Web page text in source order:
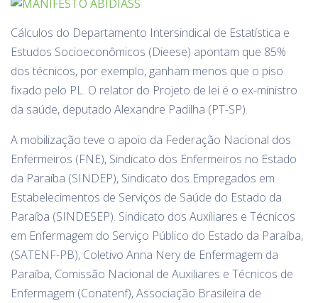
Cálculos do Departamento Intersindical de Estatística e
Estudos Socioeconômicos (Dieese) apontam que 85%
dos técnicos, por exemplo, ganham menos que o piso
fixado pelo PL. O relator do Projeto de lei é o ex-ministro
da saúde, deputado Alexandre Padilha (PT-SP).
A mobilização teve o apoio da Federação Nacional dos
Enfermeiros (FNE), Sindicato dos Enfermeiros no Estado
da Paraíba (SINDEP), Sindicato dos Empregados em
Estabelecimentos de Serviços de Saúde do Estado da
Paraíba (SINDESEP). Sindicato dos Auxiliares e Técnicos
em Enfermagem do Serviço Público do Estado da Paraíba,
(SATENF-PB), Coletivo Anna Nery de Enfermagem da
Paraíba, Comissão Nacional de Auxiliares e Técnicos de
Enfermagem (Conatenf), Associação Brasileira de